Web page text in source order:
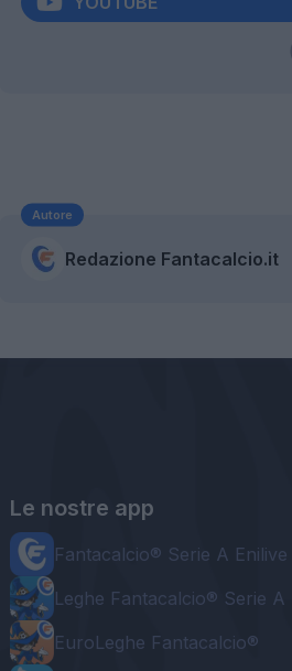
Autore
Redazione Fantacalcio.it
Le nostre app
Fantacalcio® Serie A Enilive
Leghe Fantacalcio® Serie A
EuroLeghe Fantacalcio®